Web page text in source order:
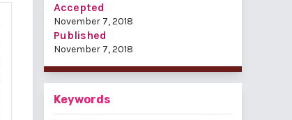
Accepted
November 7, 2018
Published
November 7, 2018
Keywords